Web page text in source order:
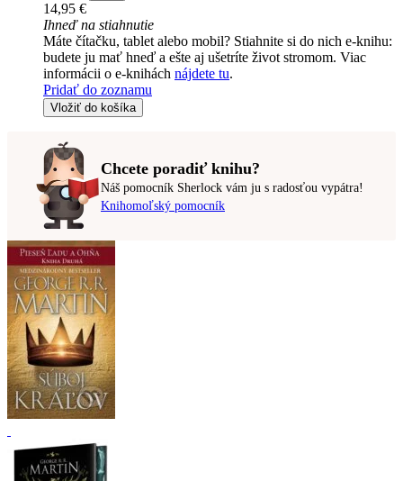
14,95 €
Ihneď na stiahnutie
Máte čítačku, tablet alebo mobil? Stiahnite si do nich e-knihu:
budete ju mať hneď a ešte aj ušetríte život stromom. Viac
informácii o e-knihách nájdete tu.
Pridať do zoznamu
Vložiť do košíka
Chcete poradiť knihu?
Náš pomocník Sherlock vám ju s radosťou vypátra!
Knihomoľský pomocník